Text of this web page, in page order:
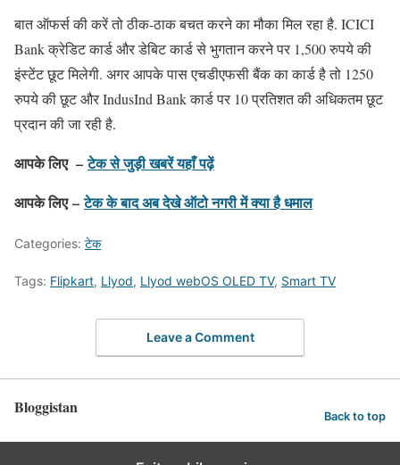
बात ऑफर्स की करें तो ठीक-ठाक बचत करने का मौका मिल रहा है. ICICI
Bank क्रेडिट कार्ड और डेबिट कार्ड से भुगतान करने पर 1,500 रुपये की
इंस्टेंट छूट मिलेगी. अगर आपके पास एचडीएफसी बैंक का कार्ड है तो 1250
रुपये की छूट और IndusInd Bank कार्ड पर 10 प्रतिशत की अधिकतम छूट
प्रदान की जा रही है.
आपके लिए –टेक से जुड़ी खबरें यहाँ पढ़ें
आपके लिए – टेक के बाद अब देखे ऑटो नगरी में क्या है धमाल
Categories: टेक
Tags: Flipkart, Llyod, Llyod webOS OLED TV, Smart TV
Leave a Comment
Bloggistan Back to top